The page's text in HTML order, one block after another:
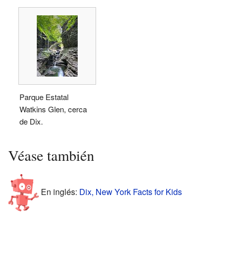
Parque Estatal
Watkins Glen, cerca
de Dix.
Véase también
En inglés: Dix, New York Facts for Kids